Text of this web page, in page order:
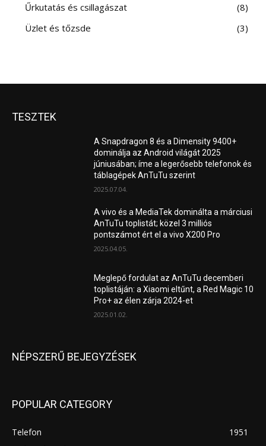
Űrkutatás és csillagászat
8
Üzlet és tőzsde
3
TESZTEK
A Snapdragon 8 és a Dimensity 9400+
dominálja az Android világát 2025
júniusában; íme a legerősebb telefonok és
táblagépek AnTuTu szerint
2025.07.04.
A vivo és a MediaTek dominálta a márciusi
AnTuTu toplistát; közel 3 milliós
pontszámot ért el a vivo X200 Pro
2025.04.05.
Meglepő fordulat az AnTuTu decemberi
toplistáján: a Xiaomi eltűnt, a Red Magic 10
Pro+ az élen zárja 2024-et
2025.01.02.
NÉPSZERŰ BEJEGYZÉSEK
POPULAR CATEGORY
Telefon
1951